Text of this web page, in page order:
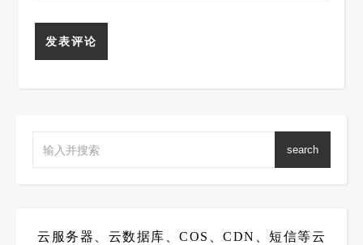
search
云服务器、云数据库、COS、CDN、短信等云